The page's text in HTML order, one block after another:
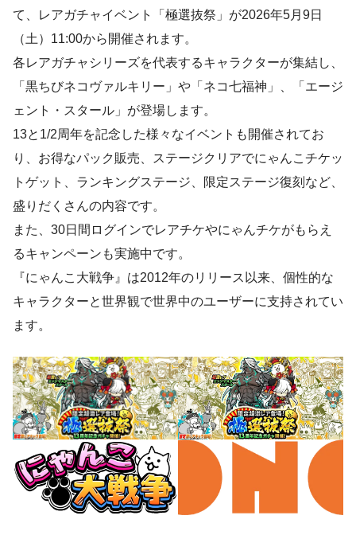
て、レアガチャイベント「極選抜祭」が2026年5月9日
（土）11:00から開催されます。
各レアガチャシリーズを代表するキャラクターが集結し、
「黒ちびネコヴァルキリー」や「ネコ七福神」、「エージ
ェント・スタール」が登場します。
13と1/2周年を記念した様々なイベントも開催されてお
り、お得なパック販売、ステージクリアでにゃんこチケッ
トゲット、ランキングステージ、限定ステージ復刻など、
盛りだくさんの内容です。
また、30日間ログインでレアチケやにゃんチケがもらえ
るキャンペーンも実施中です。
『にゃんこ大戦争』は2012年のリリース以来、個性的な
キャラクターと世界観で世界中のユーザーに支持されてい
ます。